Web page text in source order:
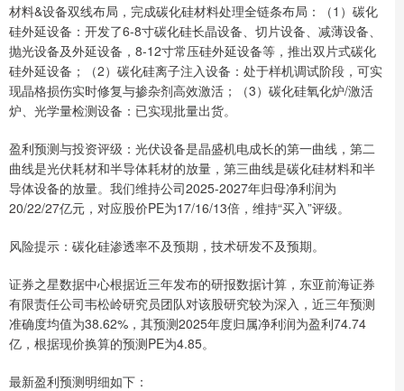
材料&设备双线布局，完成碳化硅材料处理全链条布局：（1）碳化
硅外延设备：开发了6-8寸碳化硅长晶设备、切片设备、减薄设备、
抛光设备及外延设备，8-12寸常压硅外延设备等，推出双片式碳化
硅外延设备；（2）碳化硅离子注入设备：处于样机调试阶段，可实
现晶格损伤实时修复与掺杂剂高效激活；（3）碳化硅氧化炉/激活
炉、光学量检测设备：已实现批量出货。
盈利预测与投资评级：光伏设备是晶盛机电成长的第一曲线，第二
曲线是光伏耗材和半导体耗材的放量，第三曲线是碳化硅材料和半
导体设备的放量。我们维持公司2025-2027年归母净利润为
20/22/27亿元，对应股价PE为17/16/13倍，维持“买入”评级。
风险提示：碳化硅渗透率不及预期，技术研发不及预期。
证券之星数据中心根据近三年发布的研报数据计算，东亚前海证券
有限责任公司韦松岭研究员团队对该股研究较为深入，近三年预测
准确度均值为38.62%，其预测2025年度归属净利润为盈利74.74
亿，根据现价换算的预测PE为4.85。
最新盈利预测明细如下：